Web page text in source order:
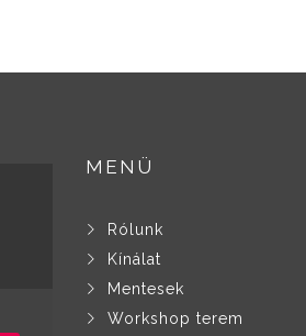
MENÜ
Rólunk
Kínálat
Mentesek
Workshop terem